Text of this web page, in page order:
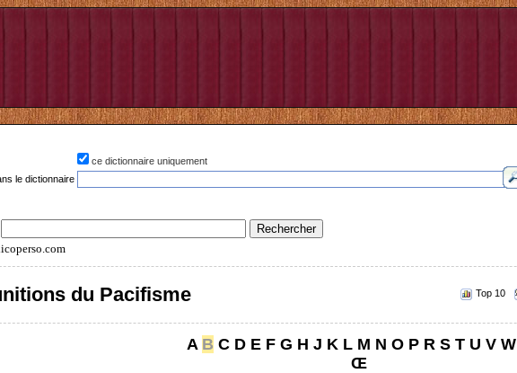
ce dictionnaire uniquement
le dictionnaire
du Pacifisme Top 10
A B C D E F G H J K L M N O P R S T U V W
Œ